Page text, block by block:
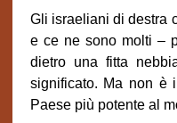
Gli israeliani di destra
e ce ne sono molti –
dietro una fitta
significato. Ma non è
Paese più potente al